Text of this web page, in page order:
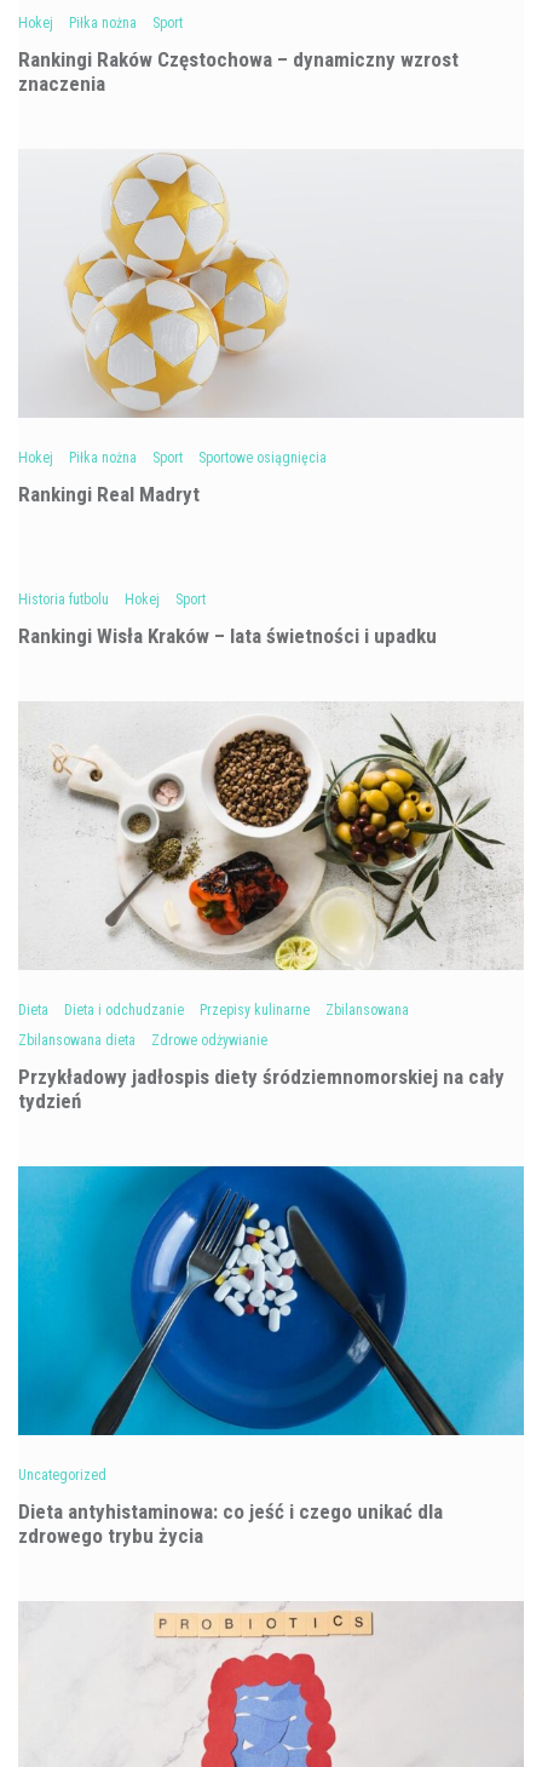
Hokej Piłka nożna Sport
Rankingi Raków Częstochowa – dynamiczny wzrost
znaczenia
Hokej Piłka nożna Sport Sportowe osiągnięcia
Rankingi Real Madryt
Historia futbolu Hokej Sport
Rankingi Wisła Kraków – lata świetności i upadku
Dieta Dieta i odchudzanie Przepisy kulinarne
Zbilansowana
Zbilansowana dieta
Zdrowe odżywianie
Przykładowy jadłospis diety śródziemnomorskiej na cały
tydzień
Uncategorized
Dieta antyhistaminowa: co jeść i czego unikać dla
zdrowego trybu życia